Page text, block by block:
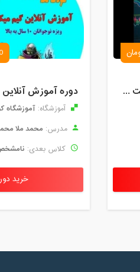
تحلیل تکنیکال مقدماتی جهت ورود به بازار های مالی (رمز ارز و فارکس )
آموزشگاه: آموزشگاه
مدرس: محمد ملا
کلاس بعدی:
خرید